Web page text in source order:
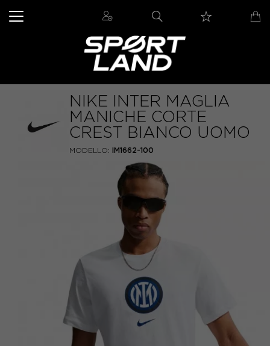
NIKE INTER MAGLIA
MANICHE CORTE
CREST BIANCO UOMO
MODELLO: IM1662-100